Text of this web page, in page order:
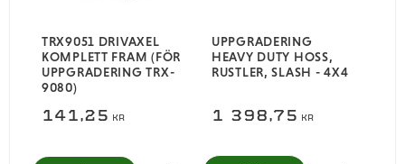
TRX9051 DRIVAXEL
KOMPLETT FRAM (FÖR
UPPGRADERING TRX-
9080)
141,25 KR
UPPGRADERING
HEAVY DUTY HOSS,
RUSTLER, SLASH - 4X4
1 398,75 KR